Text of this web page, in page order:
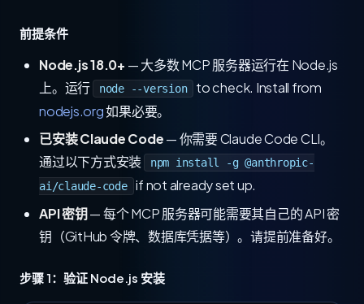
前提条件
Node.js 18.0+ — 大多数 MCP 服务器运行在 Node.js
上。运行
node --version
to check. Install from
nodejs.org如果必要。
已安装 Claude Code— 你需要 Claude Code CLI。
通过以下方式安装
npm install -g @anthropic-
ai/claude-code
if not already set up.
API 密钥— 每个 MCP 服务器可能需要其自己的 API 密
钥（GitHub 令牌、数据库凭据等）。请提前准备好。
步骤 1：验证 Node.js 安装